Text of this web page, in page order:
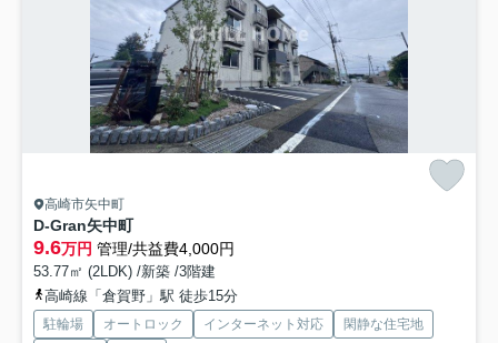
高崎市矢中町
D-Gran矢中町
9.6万円 管理/共益費4,000円
53.77㎡ (2LDK) /新築 /3階建
高崎線「倉賀野」駅 徒歩15分
駐輪場 オートロック インターネット対応
閑静な住宅地